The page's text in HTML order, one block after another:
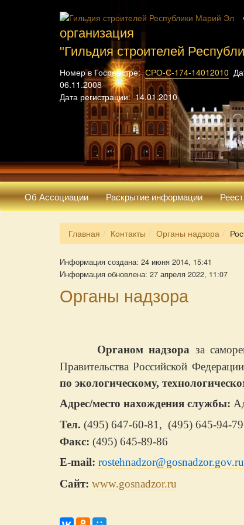
организация
"Гильдия строителей
Номер в Госреестре:СРО-С-174-14012010
06.11.2008
Дата регистрации: 14.01.2010
Об Ассоциации Раскрытие информации
Главная Контакты Органы надзора
Информация создана: 24 июня 2014, 15:41
Информация обновлена: 27 апреля 2022, 11:07
Органы надзора
Органом надзора за
Правительства Российской
по экологическому,
Адрес/место нахождения службы:
Тел. (495) 647-60-81, (495) 645-94-79
Факс: (495) 645-89-86
E-mail: rostehnadzor@gosnadzor.gov.ru
Сайт: www.gosnadzor.ru